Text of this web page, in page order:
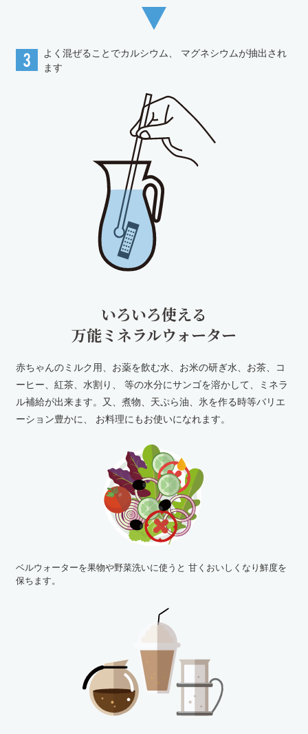
よく混ぜることでカルシウム、
マグネシウムが抽出され
ます
いろいろ使える
万能ミネラルウォーター
赤ちゃんのミルク用、お薬を飲む水、お米の研ぎ水、お茶、コ
ーヒー、紅茶、水割り、
等の水分にサンゴを溶かして、ミネラ
ル補給が出来ます。又、煮物、天ぷら油、氷を作る時等バリエ
ーション豊かに、
お料理にもお使いになれます。
ベルウォーターを果物や野菜洗いに使うと 甘くおいしくなり鮮度を
保ちます。